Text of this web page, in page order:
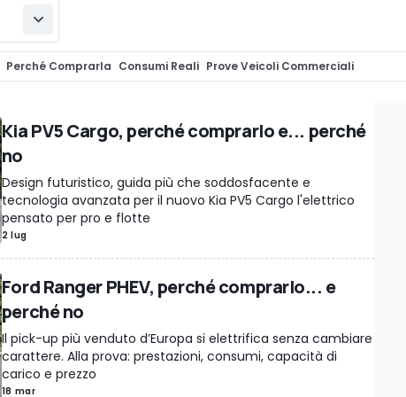
Perché Comprarla Consumi Reali Prove Veicoli Commerciali
Kia PV5 Cargo, perché comprarlo e... perché
no
Design futuristico, guida più che soddosfacente e
tecnologia avanzata per il nuovo Kia PV5 Cargo l'elettrico
pensato per pro e flotte
2 lug
Ford Ranger PHEV, perché comprarlo... e
perché no
Il pick-up più venduto d’Europa si elettrifica senza cambiare
carattere. Alla prova: prestazioni, consumi, capacità di
carico e prezzo
18 mar